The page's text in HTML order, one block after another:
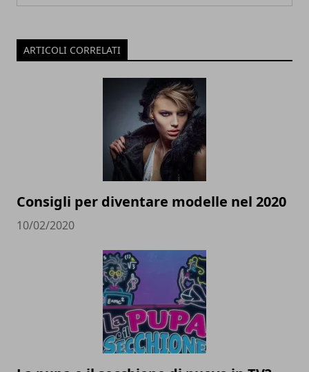
ARTICOLI CORRELATI
Consigli per diventare modelle nel 2020
10/02/2020